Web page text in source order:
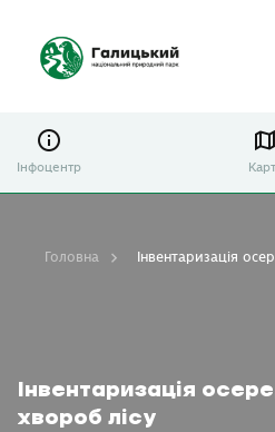
Інфоцентр
Інвентаризація
хвороб лісу
Головна Інвентаризація